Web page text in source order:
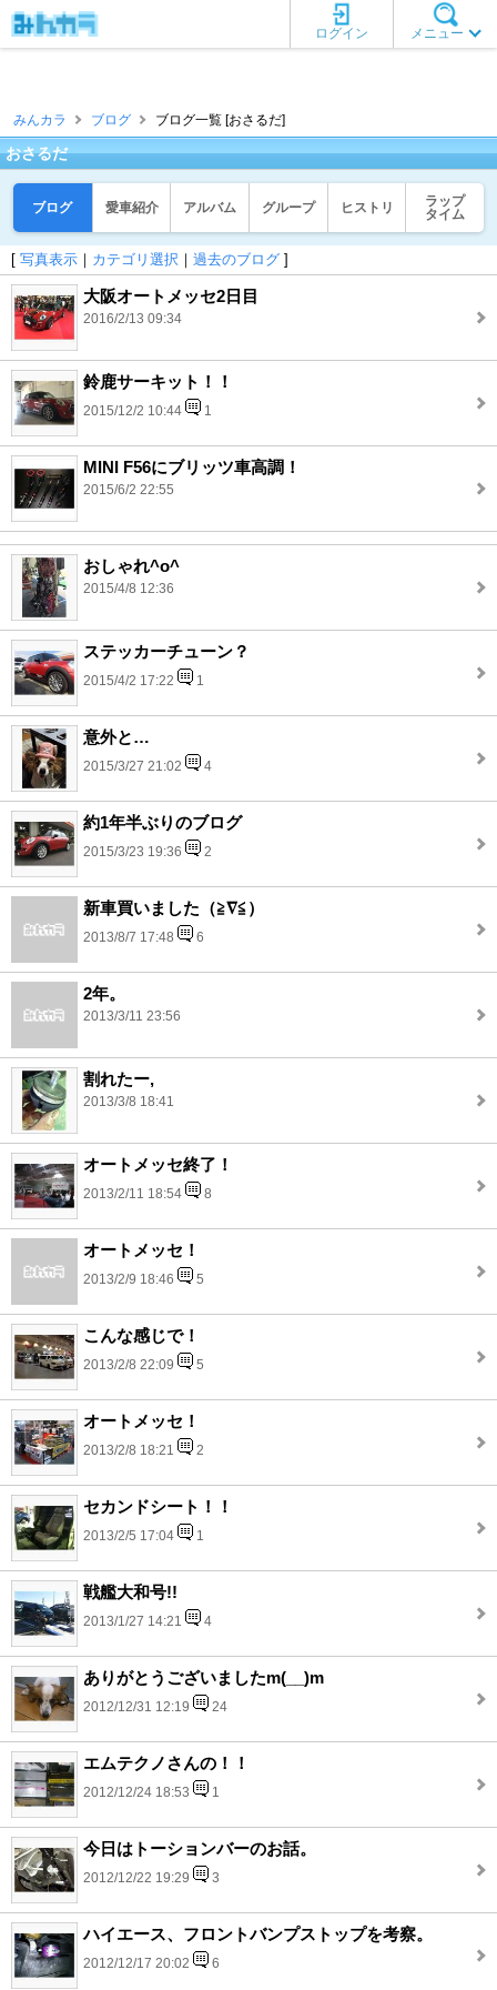
メニュー
ログイン
みんカラ ブログ ブログ一覧 [おさるだ]
おさるだ
ブログ 愛車紹介 アルバム グループ ヒストリ
ラップ
タイム
[ 写真表示 ｜ カテゴリ選択 ｜ 過去のブログ ]
大阪オートメッセ2日目
2016/2/13 09:34
鈴鹿サーキット！！
2015/12/2 10:44 1
MINI F56にブリッツ車高調！
2015/6/2 22:55
おしゃれ^o^
2015/4/8 12:36
ステッカーチューン？
2015/4/2 17:22 1
意外と…
2015/3/27 21:02 4
約1年半ぶりのブログ
2015/3/23 19:36 2
新車買いました（≧∇≦）
2013/8/7 17:48 6
2年。
2013/3/11 23:56
割れたー,
2013/3/8 18:41
オートメッセ終了！
2013/2/11 18:54 8
オートメッセ！
2013/2/9 18:46 5
こんな感じで！
2013/2/8 22:09 5
オートメッセ！
2013/2/8 18:21 2
セカンドシート！！
2013/2/5 17:04 1
戦艦大和号!!
2013/1/27 14:21 4
ありがとうございましたm(__)m
2012/12/31 12:19 24
エムテクノさんの！！
2012/12/24 18:53 1
今日はトーションバーのお話。
2012/12/22 19:29 3
ハイエース、フロントバンプストップを考察。
2012/12/17 20:02 6